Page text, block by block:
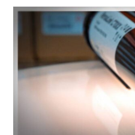
¿Qué
compatible